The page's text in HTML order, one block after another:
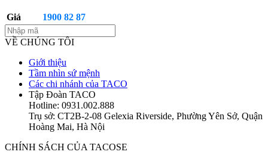
Giá 1900 82 87
VỀ CHÚNG TÔI
Giới thiệu
Tầm nhìn sứ mệnh
Các chi nhánh của TACO
Tập Đoàn TACO
Hotline: 0931.002.888
Trụ sở: CT2B-2-08 Gelexia Riverside, Phường Yên Sở, Quận
Hoàng Mai, Hà Nội
CHÍNH SÁCH CỦA TACOSE